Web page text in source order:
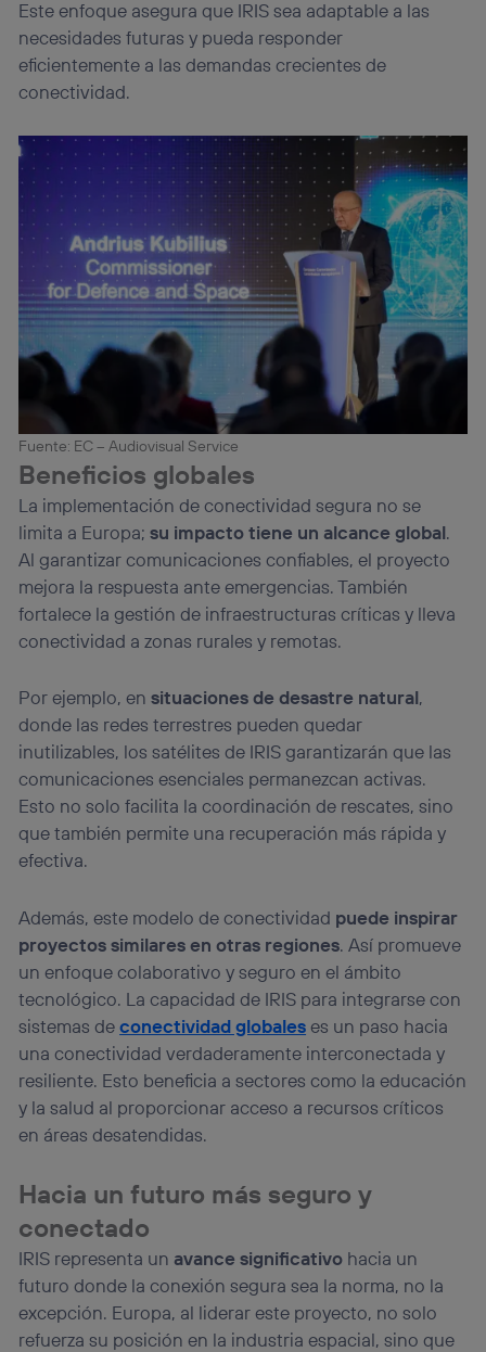
Este enfoque asegura que IRIS sea adaptable a las
necesidades futuras y pueda responder
eficientemente a las demandas crecientes de
conectividad.
Fuente: EC – Audiovisual Service
Beneficios globales
La implementación de conectividad segura no se
limita a Europa;su impacto tiene un alcance global.
Al garantizar comunicaciones confiables, el proyecto
mejora la respuesta ante emergencias. También
fortalece la gestión de infraestructuras críticas y lleva
conectividad a zonas rurales y remotas.
Por ejemplo, ensituaciones de desastre natural,
donde las redes terrestres pueden quedar
inutilizables, los satélites de IRIS garantizarán que las
comunicaciones esenciales permanezcan activas.
Esto no solo facilita la coordinación de rescates, sino
que también permite una recuperación más rápida y
efectiva.
Además, este modelo de conectividad puede inspirar
proyectos similares en otras regiones. Así promueve
un enfoque colaborativo y seguro en el ámbito
tecnológico. La capacidad de IRIS para integrarse con
sistemas deconectividad globaleses un paso hacia
una conectividad verdaderamente interconectada y
resiliente. Esto beneficia a sectores como la educación
y la salud al proporcionar acceso a recursos críticos
en áreas desatendidas.
Hacia un futuro más seguro y
conectado
IRIS representa un avance significativo hacia un
futuro donde la conexión segura sea la norma, no la
excepción. Europa, al liderar este proyecto, no solo
refuerza su posición en la industria espacial, sino que